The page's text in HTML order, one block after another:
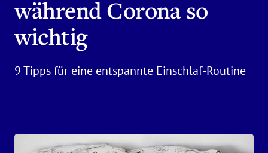
während Corona so
wichtig
9 Tipps für eine entspannte Einschlaf-Routine